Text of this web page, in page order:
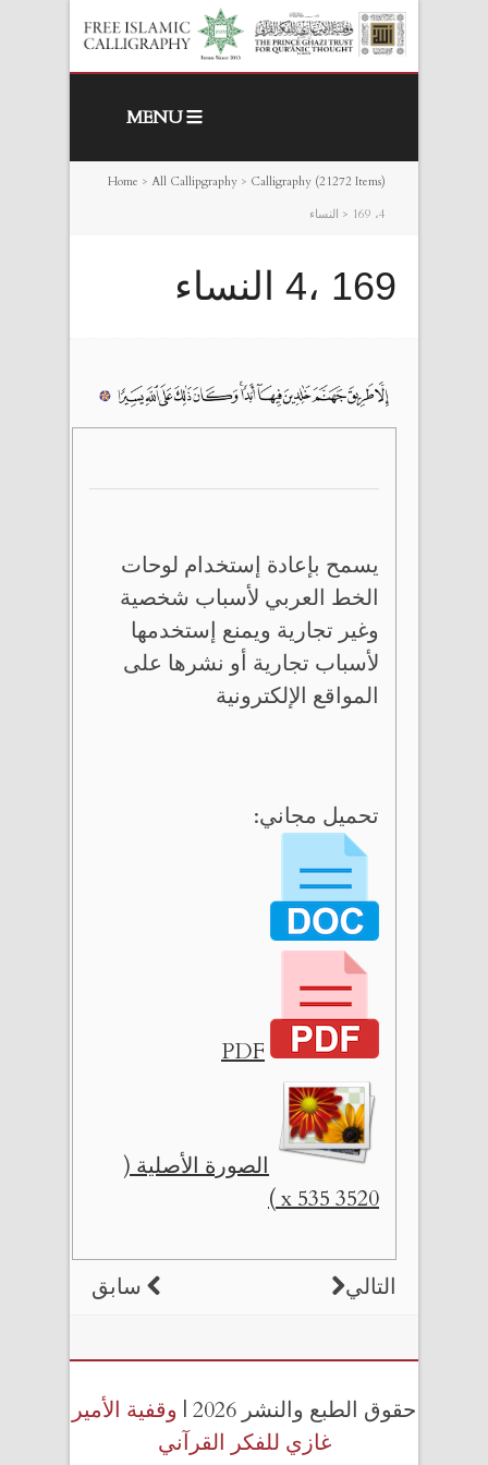
MENU
Home > All Callipgraphy > Calligraphy (21272 Items)
> 169 ،4 النساء
169 ،4 النساء
يسمح بإعادة إستخدام لوحات
الخط العربي لأسباب شخصية
وغير تجارية ويمنع إستخدمها
لأسباب تجارية أو نشرها على
المواقع الإلكترونية
تحميل مجاني:
PDF
الصورة الأصلية (
3520 x 535 )
سابق التالي
حقوق الطبع والنشر 2026 |
وقفية الأمير
غازي للفكر القرآني